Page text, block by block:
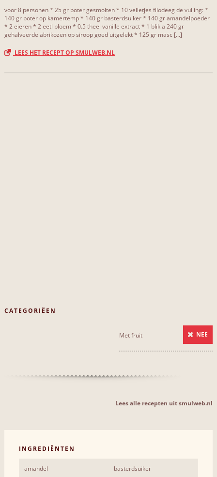
voor 8 personen * 25 gr boter gesmolten * 10 velletjes filodeeg de vulling: *
140 gr boter op kamertemp * 140 gr basterdsuiker * 140 gr amandelpoeder
* 2 eieren * 2 eetl bloem * 0.5 theel vanille extract * 1 blik a 240 gr
gehalveerde abrikozen op siroop goed uitgelekt * 125 gr masc [...]
LEES HET RECEPT OP SMULWEB.NL
CATEGORIËEN
Met fruit NEE
Lees alle recepten uit smulweb.nl
INGREDIËNTEN
amandel basterdsuiker